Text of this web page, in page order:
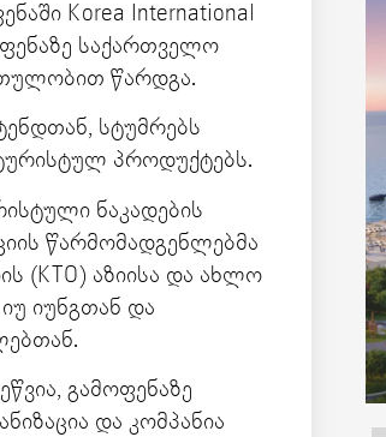
Korea International
საქართველო
წარდგა.
სტუმრებს
პროდუქტებს.
ნაკადების
წარმომადგენლებმა
(KTO) აზიისა და ახლო
იუნგთან და
გამოფენაზე
და კომპანია